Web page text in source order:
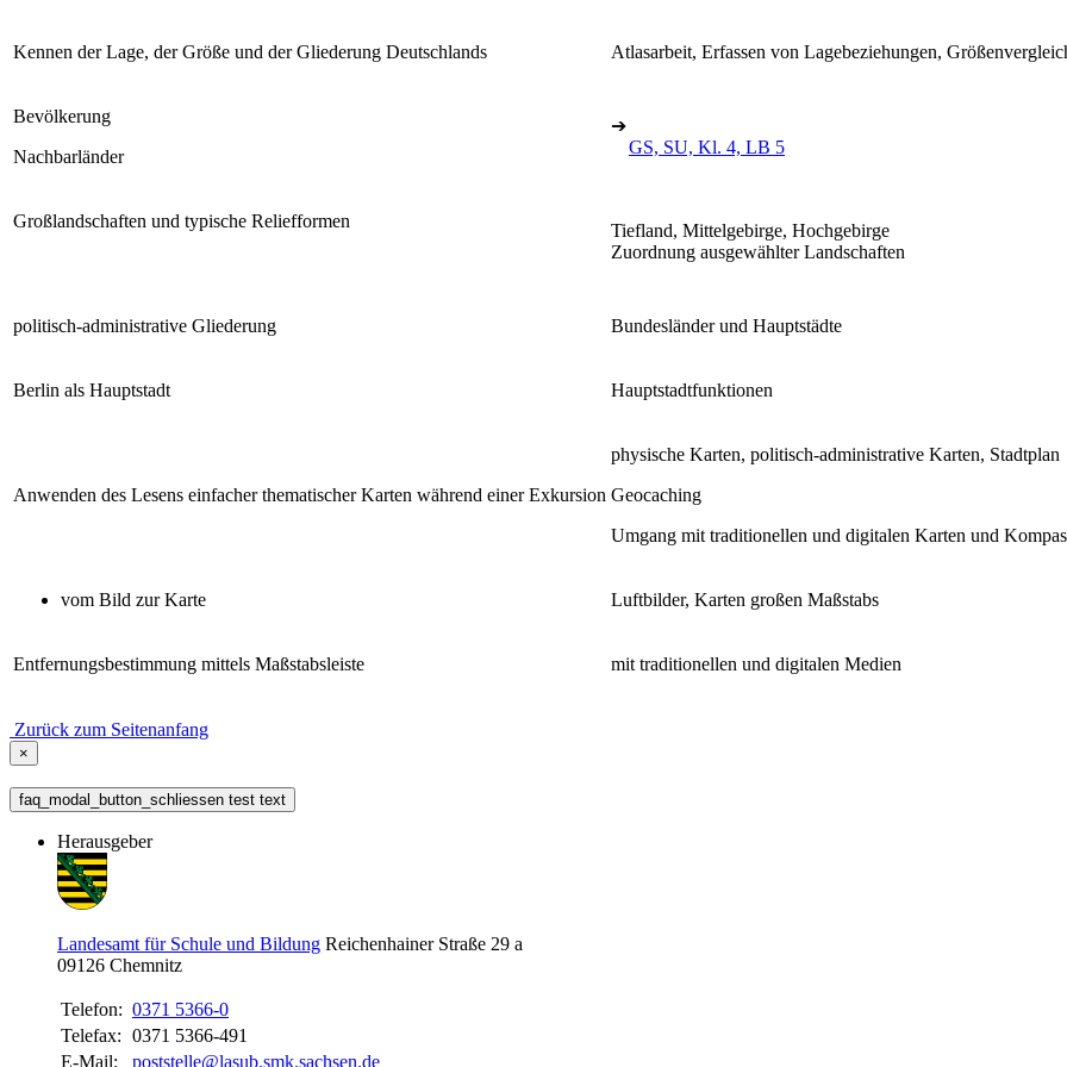
Kennen der Lage, der Größe und der Gliederung Deutschlands Atlasarbeit, Erfassen von Lagebeziehungen,
Bevölkerung
Nachbarländer
➔
GS, SU, Kl. 4, LB 5
Großlandschaften und typische Reliefformen
Tiefland, Mittelgebirge, Hochgebirge
Zuordnung ausgewählter Landschaften
politisch-administrative Gliederung Bundesländer und Hauptstädte
Berlin als Hauptstadt Hauptstadtfunktionen
Anwenden des Lesens einfacher thematischer Karten während einer Exkursion
physische Karten, politisch-administrative Karten, Stadtplan
Geocaching
Umgang mit traditionellen und digitalen Karten und
vom Bild zur Karte Luftbilder, Karten großen Maßstabs
Entfernungsbestimmung mittels Maßstabsleiste mit traditionellen und digitalen Medien
Zurück zum Seitenanfang
×
faq_modal_button_schliessen test text
Herausgeber
Landesamt für Schule und Bildung Reichenhainer Straße 29 a
09126 Chemnitz
Telefon: 0371 5366-0
Telefax: 0371 5366-491
E-Mail:
poststelle@lasub.smk.sachsen.de